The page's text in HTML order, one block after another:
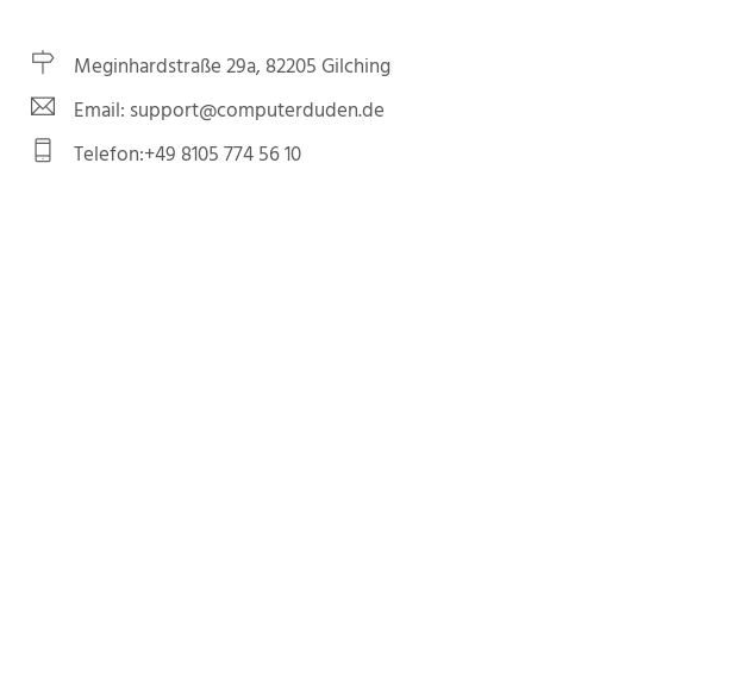
Meginhardstraße 29a, 82205 Gilching
Email: support@computerduden.de
Telefon:+49 8105 774 56 10